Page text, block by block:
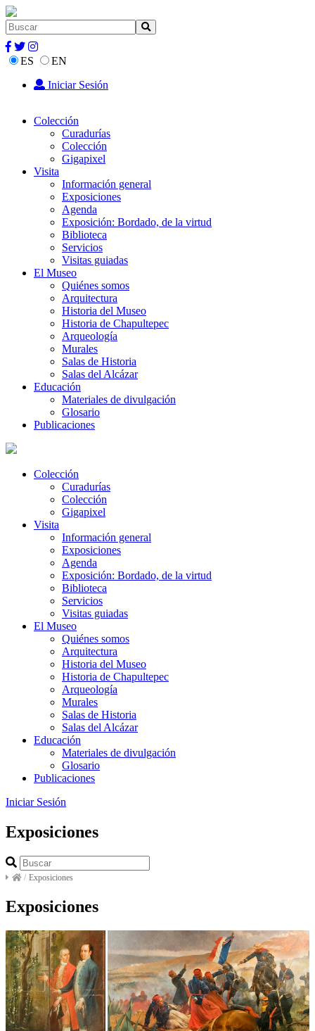
ES
EN
Iniciar Sesión
Colección
Curadurías
Colección
Gigapixel
Visita
Información general
Exposiciones
Agenda
Exposición: Bordado, de la virtud
Biblioteca
Servicios
Visitas guiadas
El Museo
Quiénes somos
Arquitectura
Historia del Museo
Historia de Chapultepec
Arqueología
Murales
Salas de Historia
Salas del Alcázar
Educación
Materiales de divulgación
Glosario
Publicaciones
Colección
Curadurías
Colección
Gigapixel
Visita
Información general
Exposiciones
Agenda
Exposición: Bordado, de la virtud
Biblioteca
Servicios
Visitas guiadas
El Museo
Quiénes somos
Arquitectura
Historia del Museo
Historia de Chapultepec
Arqueología
Murales
Salas de Historia
Salas del Alcázar
Educación
Materiales de divulgación
Glosario
Publicaciones
Iniciar Sesión
Exposiciones
/ Exposiciones
Exposiciones